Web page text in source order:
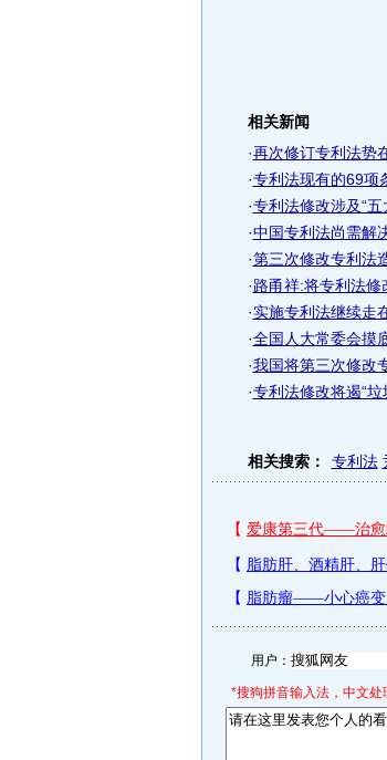
相关新闻
·再次修订专利法势
·专利法现有的69项
·专利法修改涉及“五
·中国专利法尚需解
·第三次修改专利法
·路甬祥:将专利法修
·实施专利法继续走
·全国人大常委会摸
·我国将第三次修改
·专利法修改将遏“垃
相关搜索： 专利法
用户：
*搜狗拼音输入法，中文处